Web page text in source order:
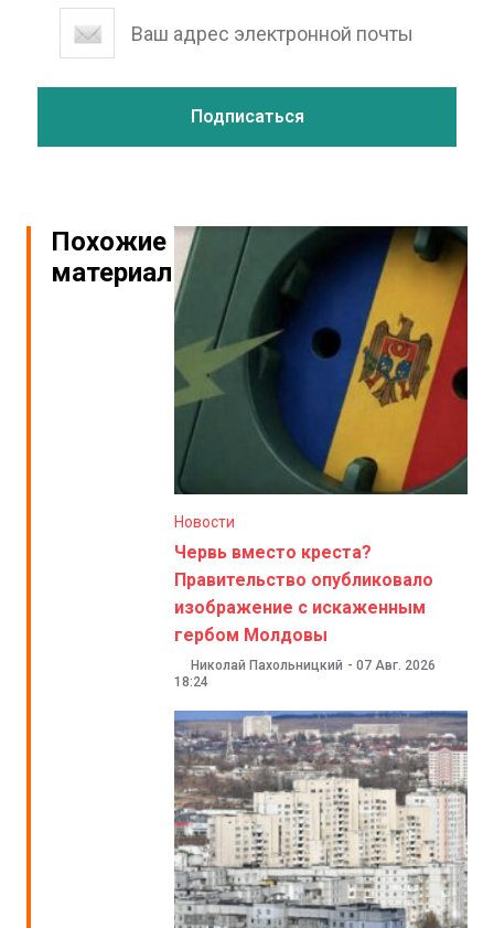
Похожие
материалы
Новости
Червь вместо креста?
Правительство опубликовало
изображение с искаженным
гербом Молдовы
Николай Пахольницкий - 07 Авг. 2026
18:24